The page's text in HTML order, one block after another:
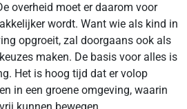
overheid moet er daarom voor
wordt. Want wie als kind in
opgroeit, zal doorgaans ook als
maken. De basis voor alles is
Het is hoog tijd dat er volop
in een groene omgeving, waarin